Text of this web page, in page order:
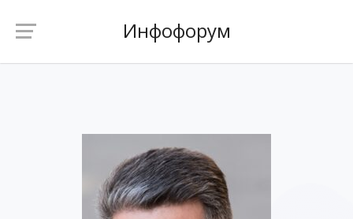
Инфофорум